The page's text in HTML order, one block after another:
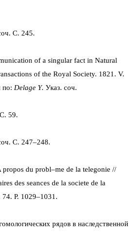
С. 245.
of a singular fact in Natural
of the Royal Society. 1821. V.
по: Delage Y. Указ. соч.
59.
С. 247–248.
propos du probl–me de la tеlеgonie //
des sеances de la sociеtе de la
P. 1029–1031.
рядов в наследственной